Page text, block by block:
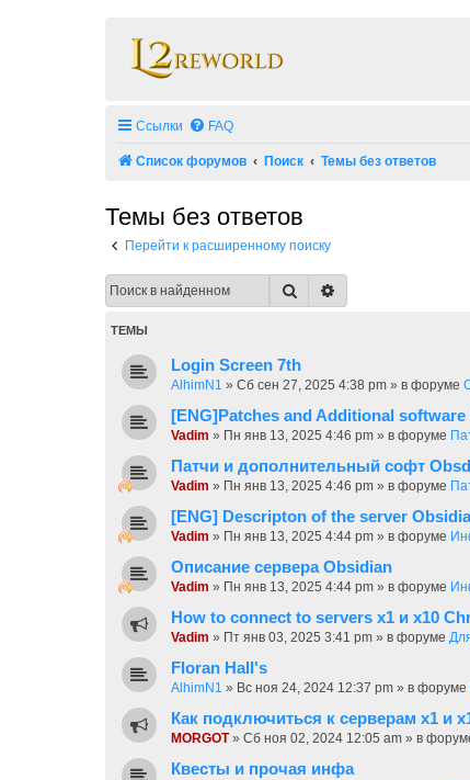
Ссылки FAQ
Список форумов Поиск Темы без ответов
Темы без ответов
Перейти к расширенному поиску
Поиск
ТЕМЫ
Login Screen 7th
AlhimN1 » Сб сен 27, 2025 4:38 pm » в форуме
[ENG]Patches and Additional
Vadim » Пн янв 13, 2025 4:46 pm » в форуме
Патчи и дополнительный софт
Vadim » Пн янв 13, 2025 4:46 pm » в форуме
[ENG] Descripton of the server
Vadim » Пн янв 13, 2025 4:44 pm » в форуме
Описание сервера Obsidian
Vadim » Пн янв 13, 2025 4:44 pm » в форуме
How to connect to servers х1 и х10
Vadim » Пт янв 03, 2025 3:41 pm » в форуме
Floran Hall's
AlhimN1 » Вс ноя 24, 2024 12:37 pm » в форуме
Как подключиться к серверам х1 и
MORGOT» Сб ноя 02, 2024 12:05 am » в
Квесты и прочая инфа